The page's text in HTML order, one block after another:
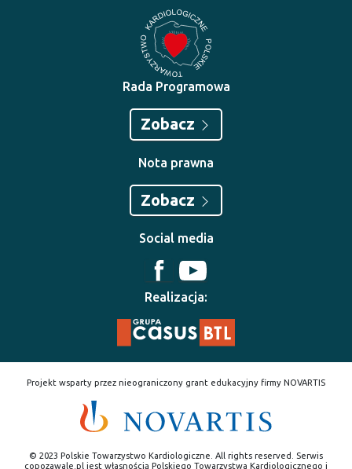
Rada Programowa
Zobacz
Nota prawna
Zobacz
Social media
Realizacja:
Projekt wsparty przez nieograniczony grant edukacyjny firmy NOVARTIS
© 2023 Polskie Towarzystwo Kardiologiczne. All rights reserved. Serwis
copozawale.pl jest własnością Polskiego Towarzystwa Kardiologicznego i